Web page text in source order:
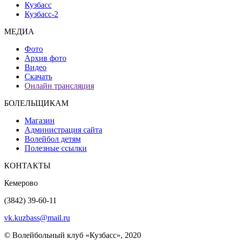
Кузбасс
Кузбасс-2
МЕДИА
Фото
Архив фото
Видео
Скачать
Онлайн трансляция
БОЛЕЛЬЩИКАМ
Магазин
Администрация сайта
Волейбол детям
Полезные ссылки
КОНТАКТЫ
Кемерово
(3842) 39-60-11
vk.kuzbass@mail.ru
© Волейбольный клуб «Кузбасс», 2020